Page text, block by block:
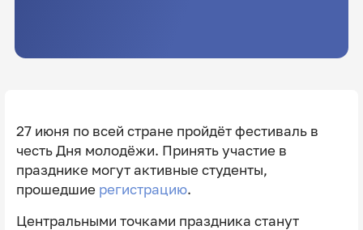
27 июня по всей стране пройдёт фестиваль в
честь Дня молодёжи. Принять участие в
празднике могут активные студенты,
прошедшие регистрацию.
Центральными точками праздника станут